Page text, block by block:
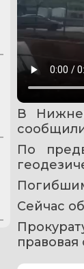
В
сообщили
По
Сейчас